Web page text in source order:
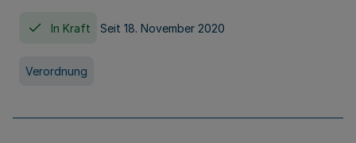
In Kraft Seit 18. November 2020
Verordnung